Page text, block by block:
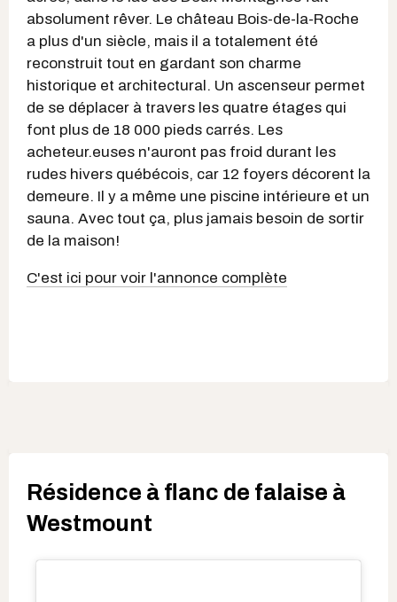
absolument rêver. Le château Bois-de-la-Roche
a plus d'un siècle, mais il a totalement été
reconstruit tout en gardant son charme
historique et architectural. Un ascenseur permet
de se déplacer à travers les quatre étages qui
font plus de 18 000 pieds carrés. Les
acheteur.euses n'auront pas froid durant les
rudes hivers québécois, car 12 foyers décorent la
demeure. Il y a même une piscine intérieure et un
sauna. Avec tout ça, plus jamais besoin de sortir
de la maison!
C'est ici pour voir l'annonce complète
Résidence à flanc de falaise à
Westmount